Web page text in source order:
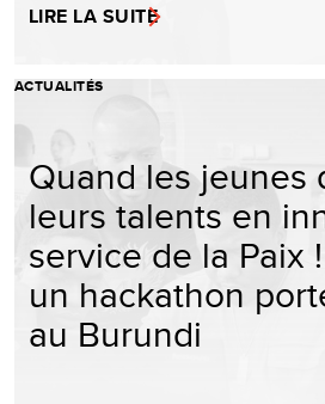
LIRE LA SUITE
ACTUALITÉS
Quand les jeunes
leurs talents en
service de la Paix
un hackathon
au Burundi